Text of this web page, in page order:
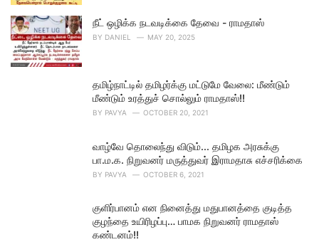
நீட் ஒழிக்க நடவடிக்கை தேவை - ராமதாஸ்
BY DANIEL MAY 20, 2025
தமிழ்நாட்டில் தமிழர்க்கு மட்டுமே வேலை: மீண்டும்
மீண்டும் உரத்துச் சொல்லும் ராமதாஸ்!!
BY PAVYA OCTOBER 20, 2021
வாழ்வே தொலைந்து விடும்... தமிழக அரசுக்கு
பா.ம.க. நிறுவனர் மருத்துவர் இராமதாசு எச்சரிக்கை
BY PAVYA OCTOBER 6, 2021
குளிர்பானம் என நினைத்து மதுபானத்தை குடித்த
குழந்தை உயிரிழப்பு… பாமக நிறுவனர் ராமதாஸ்
கண்டனம்!!